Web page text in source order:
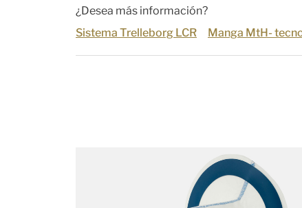
¿Desea más información?
Sistema Trelleborg LCR
Manga MtH-